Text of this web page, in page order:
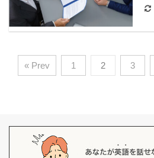
« Prev 1 2 3